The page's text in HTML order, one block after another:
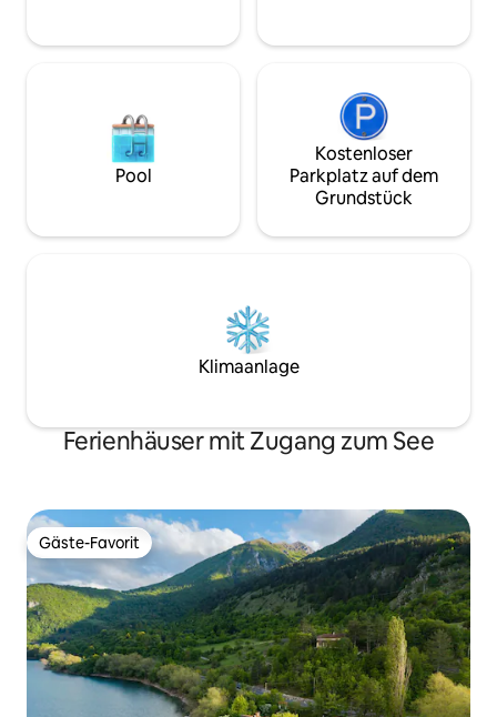
Pool
Kostenloser
Parkplatz auf dem
Grundstück
Klimaanlage
Ferienhäuser mit Zugang zum See
Gäste-Favorit
Gäste-Favorit